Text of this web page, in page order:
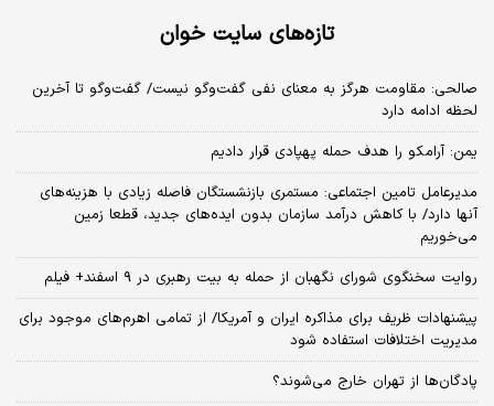
تازه‌های سایت خوان
صالحی: مقاومت هرگز به معنای نفی گفت‌وگو نیست/ گفت‌وگو تا آخرین
لحظه ادامه دارد
یمن: آرامکو را هدف حمله پهپادی قرار دادیم
مدیرعامل تامین اجتماعی: مستمری بازنشستگان فاصله زیادی با هزینه‌های
آنها دارد/ با کاهش درآمد سازمان بدون ایده‌های جدید، قطعا زمین
می‌خوریم
روایت سخنگوی شورای نگهبان از حمله به بیت رهبری در ۹ اسفند+ فیلم
پیشنهادات ظریف برای مذاکره ایران و آمریکا/ از تمامی اهرم‌های موجود برای
مدیریت اختلافات استفاده شود
پادگان‌ها از تهران خارج می‌شوند؟